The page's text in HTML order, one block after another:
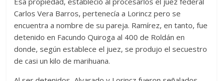
Carlos Vera Barros, pertenecía a Lorincz pero se
encuentra a nombre de su pareja. Ramírez, en tanto, fue
detenido en Facundo Quiroga al 400 de Roldán en
donde, según establece el juez, se produjo el secuestro
de casi un kilo de marihuana.